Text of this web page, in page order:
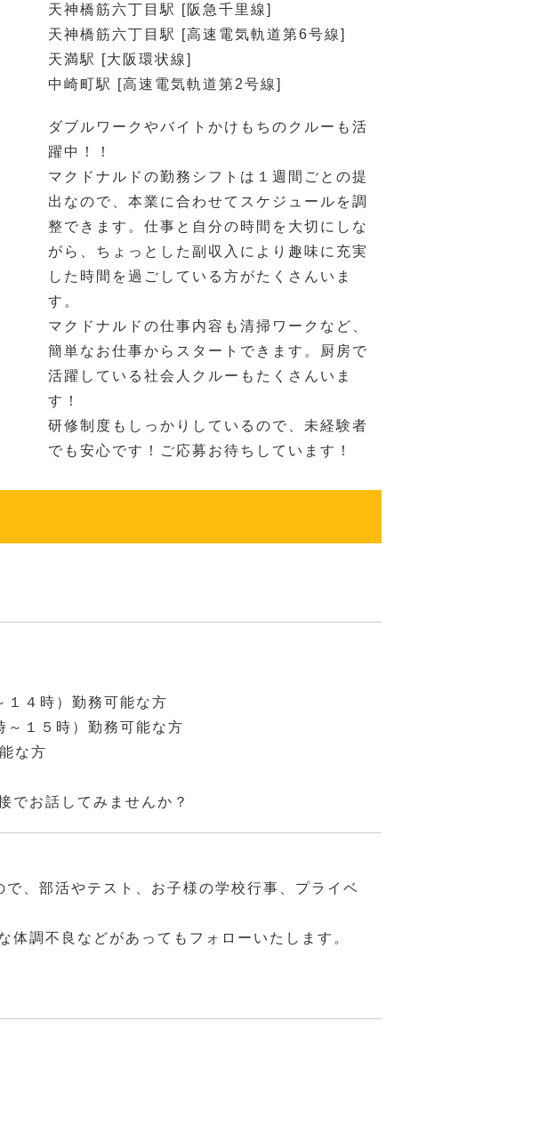
天神橋筋六丁目駅 [阪急千里線]
天神橋筋六丁目駅 [高速電気軌道第6号線]
天満駅 [大阪環状線]
中崎町駅 [高速電気軌道第2号線]
ダブルワークやバイトかけもちのクルーも活
躍中！！
マクドナルドの勤務シフトは１週間ごとの提
出なので、本業に合わせてスケジュールを調
整できます。仕事と自分の時間を大切にしな
がら、ちょっとした副収入により趣味に充実
した時間を過ごしている方がたくさんいま
す。
マクドナルドの仕事内容も清掃ワークなど、
簡単なお仕事からスタートできます。厨房で
活躍している社会人クルーもたくさんいま
す！
研修制度もしっかりしているので、未経験者
でも安心です！ご応募お待ちしています！
１４時）勤務可能な方
～１５時）勤務可能な方
な方
でお話してみませんか？
、部活やテスト、お子様の学校行事、プライベ
調不良などがあってもフォローいたします。